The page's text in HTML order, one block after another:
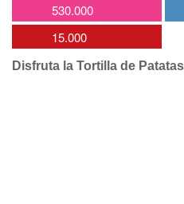
530.000
15.000
Disfruta la Tortilla de